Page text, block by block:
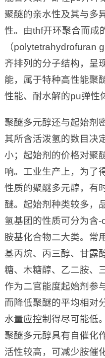
聚醚的亲水性及其与多
性。由thf开环聚合而成
（polytetrahydrofuran
齐排列的分子结构，呈
能，属于特种高性能聚
性能、耐水解的pu弹性
聚醚多元醇还与起始剂
其所含活泼氢的数目决
小；起始剂的价格对聚
响。工业生产上，为了
性质的聚醚多元醇，有
醚。起始剂种类较多，
氢基团的性质可分为含
胺基化合物二大类。常
基丙烷、丙三醇、甘露
糖、木糖醇、乙二胺、
作为二官能度起始剂参
而降低聚醚的平均相对
水量应控制得尽可能低
聚醚多元醇具有自催化
活性较高，可减少胺催